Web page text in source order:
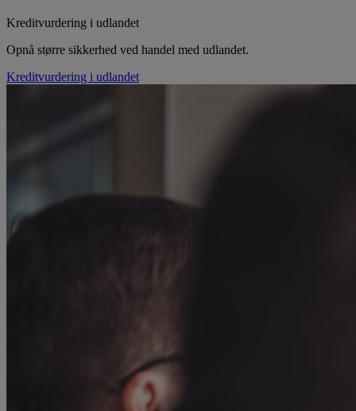
Kreditvurdering i udlandet
Opnå større sikkerhed ved handel med udlandet.
Kreditvurdering i udlandet